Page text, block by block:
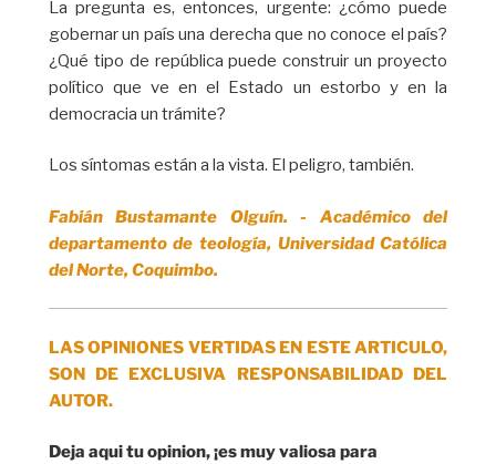
La pregunta es, entonces, urgente: ¿cómo puede
gobernar un país una derecha que no conoce el país?
¿Qué tipo de república puede construir un proyecto
político que ve en el Estado un estorbo y en la
democracia un trámite?
Los síntomas están a la vista. El peligro, también.
Fabián Bustamante Olguín. - Académico del
departamento de teología, Universidad Católica
del Norte, Coquimbo.
LAS OPINIONES VERTIDAS EN ESTE ARTICULO,
SON DE EXCLUSIVA RESPONSABILIDAD DEL
AUTOR.
Deja aqui tu opinion, ¡es muy valiosa para